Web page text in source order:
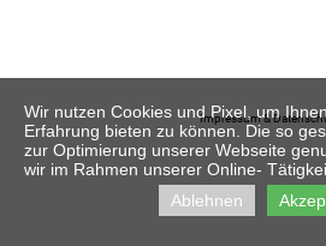
Impressum &
Wir nutzen Cookies und Pixel, um
Erfahrung bieten zu können. Die so
zur Optimierung unserer Webseite
wir im Rahmen unserer Online-
Ablehnen